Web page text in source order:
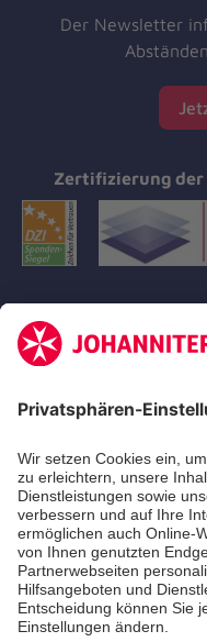
Der Newsletter
Zertifizierung der